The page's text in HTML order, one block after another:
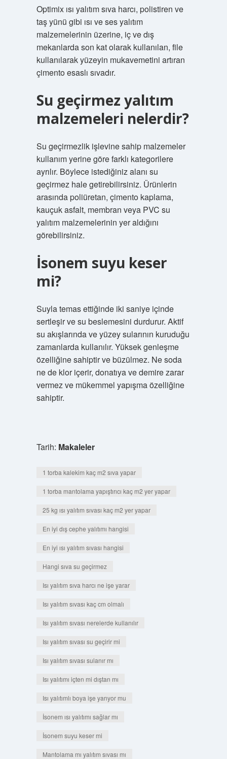
Optimix ısı yalıtım sıva harcı, polistiren ve
taş yünü gibi ısı ve ses yalıtım
malzemelerinin üzerine, iç ve dış
mekanlarda son kat olarak kullanılan, file
kullanılarak yüzeyin mukavemetini artıran
çimento esaslı sıvadır.
Su geçirmez yalıtım
malzemeleri nelerdir?
Su geçirmezlik işlevine sahip malzemeler
kullanım yerine göre farklı kategorilere
ayrılır. Böylece istediğiniz alanı su
geçirmez hale getirebilirsiniz. Ürünlerin
arasında poliüretan, çimento kaplama,
kauçuk asfalt, membran veya PVC su
yalıtım malzemelerinin yer aldığını
görebilirsiniz.
İsonem suyu keser
mi?
Suyla temas ettiğinde iki saniye içinde
sertleşir ve su beslemesini durdurur. Aktif
su akışlarında ve yüzey sularının kuruduğu
zamanlarda kullanılır. Yüksek genleşme
özelliğine sahiptir ve büzülmez. Ne soda
ne de klor içerir, donatıya ve demire zarar
vermez ve mükemmel yapışma özelliğine
sahiptir.
Tarih: Makaleler
1 torba kalekim kaç m2 sıva yapar
1 torba mantolama yapıştırıcı kaç m2 yer yapar
25 kg ısı yalıtım sıvası kaç m2 yer yapar
En iyi dış cephe yalıtımı hangisi
En iyi ısı yalıtım sıvası hangisi
Hangi sıva su geçirmez
Isı yalıtım sıva harcı ne işe yarar
Isı yalıtım sıvası kaç cm olmalı
Isı yalıtım sıvası nerelerde kullanılır
Isı yalıtım sıvası su geçirir mi
Isı yalıtım sıvası sulanır mı
Isı yalıtımı içten mi dıştan mı
Isı yalıtımlı boya işe yarıyor mu
İsonem ısı yalıtımı sağlar mı
İsonem suyu keser mi
Mantolama mı yalıtım sıvası mı